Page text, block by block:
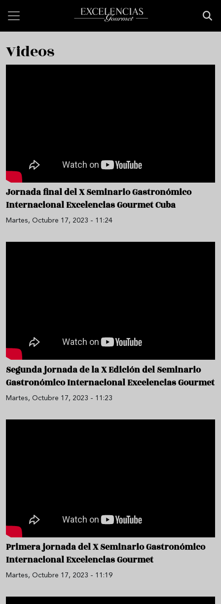
Videos
Jornada final del X Seminario Gastronómico
Internacional Excelencias Gourmet Cuba
Martes, Octubre 17, 2023 - 11:24
Segunda jornada de la X Edición del Seminario
Gastronómico Internacional Excelencias Gourmet
Martes, Octubre 17, 2023 - 11:23
Primera jornada del X Seminario Gastronómico
Internacional Excelencias Gourmet
Martes, Octubre 17, 2023 - 11:19